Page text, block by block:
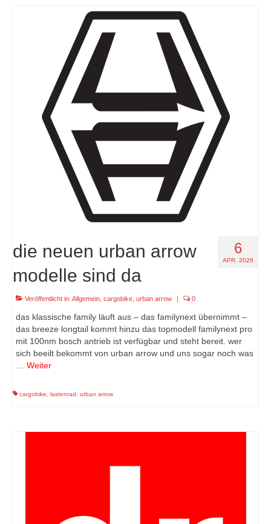
6
APR. 2026
die neuen urban arrow
modelle sind da
Veröffentlicht in: Allgemein cargobike urban arrow 0
das klassische family läuft aus – das familynext übernimmt –
das breeze longtail kommt hinzu das topmodell familynext pro
mit 100nm bosch antrieb ist verfügbar und steht bereit. wer
sich beeilt bekommt von urban arrow und uns sogar noch was
… Weiter
cargobike, lastenrad , urban arrow